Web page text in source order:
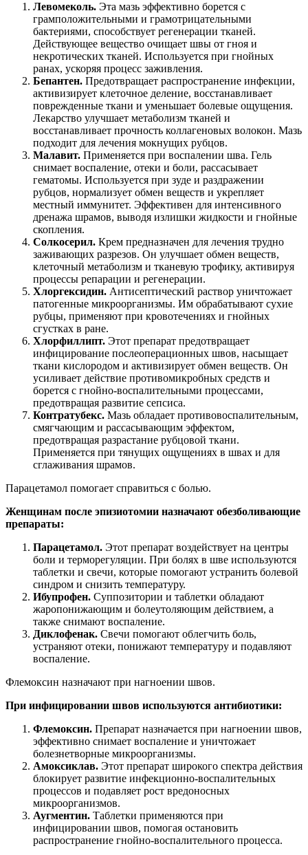
Левомеколь. Эта мазь эффективно борется с
грамположительными и грамотрицательными
бактериями, способствует регенерации тканей.
Действующее вещество очищает швы от гноя и
некротических тканей. Используется при гнойных
ранах, ускоряя процесс заживления.
Бепантен. Предотвращает распространение инфекции,
активизирует клеточное деление, восстанавливает
поврежденные ткани и уменьшает болевые ощущения.
Лекарство улучшает метаболизм тканей и
восстанавливает прочность коллагеновых волокон. Мазь
подходит для лечения мокнущих рубцов.
Малавит. Применяется при воспалении шва. Гель
снимает воспаление, отеки и боли, рассасывает
гематомы. Используется при зуде и раздражении
рубцов, нормализует обмен веществ и укрепляет
местный иммунитет. Эффективен для интенсивного
дренажа шрамов, выводя излишки жидкости и гнойные
скопления.
Солкосерил. Крем предназначен для лечения трудно
заживающих разрезов. Он улучшает обмен веществ,
клеточный метаболизм и тканевую трофику, активируя
процессы репарации и регенерации.
Хлоргексидин. Антисептический раствор уничтожает
патогенные микроорганизмы. Им обрабатывают сухие
рубцы, применяют при кровотечениях и гнойных
сгустках в ране.
Хлорфиллипт. Этот препарат предотвращает
инфицирование послеоперационных швов, насыщает
ткани кислородом и активизирует обмен веществ. Он
усиливает действие противомикробных средств и
борется с гнойно-воспалительными процессами,
предотвращая развитие сепсиса.
Контратубекс. Мазь обладает противовоспалительным,
смягчающим и рассасывающим эффектом,
предотвращая разрастание рубцовой ткани.
Применяется при тянущих ощущениях в швах и для
сглаживания шрамов.
Парацетамол помогает справиться с болью.
Женщинам после эпизиотомии назначают обезболивающие
препараты:
Парацетамол. Этот препарат воздействует на центры
боли и терморегуляции. При болях в шве используются
таблетки и свечи, которые помогают устранить болевой
синдром и снизить температуру.
Ибупрофен. Суппозитории и таблетки обладают
жаропонижающим и болеутоляющим действием, а
также снимают воспаление.
Диклофенак. Свечи помогают облегчить боль,
устраняют отеки, понижают температуру и подавляют
воспаление.
Флемоксин назначают при нагноении швов.
При инфицировании швов используются антибиотики:
Флемоксин. Препарат назначается при нагноении швов,
эффективно снимает воспаление и уничтожает
болезнетворные микроорганизмы.
Амоксиклав. Этот препарат широкого спектра действия
блокирует развитие инфекционно-воспалительных
процессов и подавляет рост вредоносных
микроорганизмов.
Аугментин. Таблетки применяются при
инфицировании швов, помогая остановить
распространение гнойно-воспалительного процесса.